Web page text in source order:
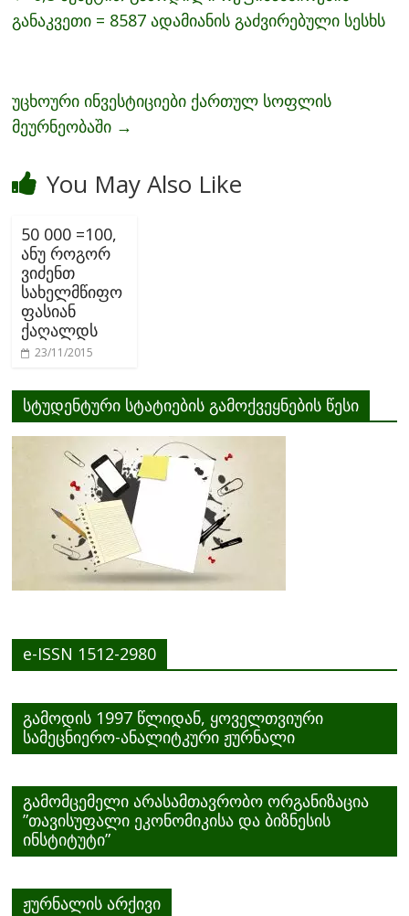
o
k
განაკვეთი = 8587 ადამიანის გაძვირებული სესხს
უცხოური ინვესტიციები ქართულ სოფლის
მეურნეობაში →
You May Also Like
50 000 =100,
ანუ როგორ
ვიძენთ
სახელმწიფო
ფასიან
ქაღალდს
23/11/2015
სტუდენტური სტატიების გამოქვეყნების წესი
e-ISSN 1512-2980
გამოდის 1997 წლიდან, ყოველთვიური
სამეცნიერო-ანალიტკური ჟურნალი
გამომცემელი არასამთავრობო ორგანიზაცია
”თავისუფალი ეკონომიკისა და ბიზნესის
ინსტიტუტი”
ჟურნალის არქივი